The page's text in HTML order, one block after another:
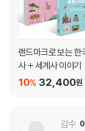
랜드마크로 보는 한
사 + 세계사 이야기
32,400원
10%
감수